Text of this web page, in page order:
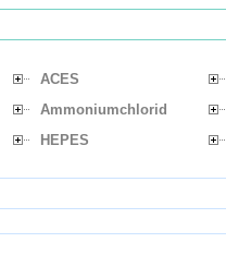
ACES
Ammoniumchlorid
HEPES